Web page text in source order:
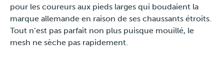
pour les coureurs aux pieds larges qui boudaient la
marque allemande en raison de ses chaussants étroits.
Tout n’est pas parfait non plus puisque mouillé, le
mesh ne sèche pas rapidement.